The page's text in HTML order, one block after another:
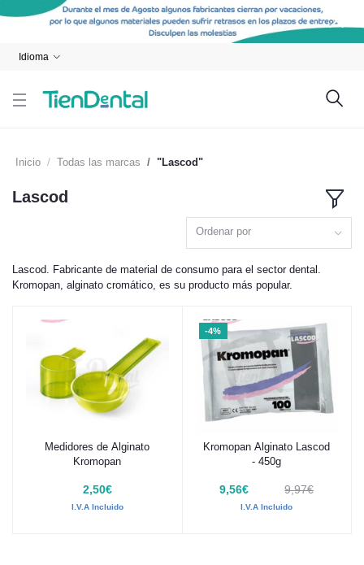
Idioma
Inicio Todas las marcas "Lascod"
Lascod
Ordenar por
Lascod. Fabricante de material de consumo para el sector dental.
Kromopan, alginato cromático, es su producto más popular.
Añadir al carrito
Medidores de Alginato
Kromopan
2,50€
I.V.A Incluido
-4%
Añadir al carrito
Kromopan Alginato Lascod
- 450g
9,56€ 9,97€
I.V.A Incluido